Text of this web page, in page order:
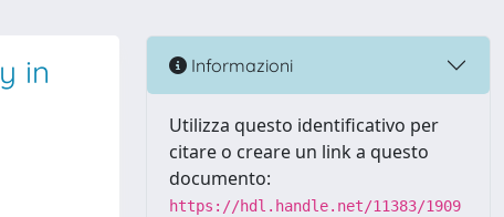
in
Informazioni
Utilizza questo identificativo per
citare o creare un link a questo
documento:
https://hdl.handle.net/11383/1909